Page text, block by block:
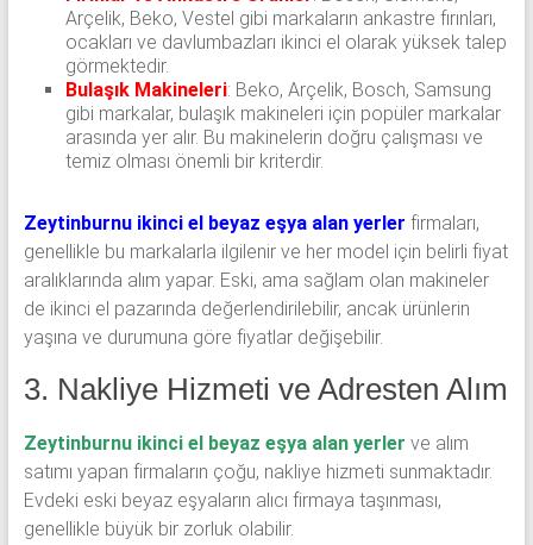
Arçelik, Beko, Vestel gibi markaların ankastre fırınları,
ocakları ve davlumbazları ikinci el olarak yüksek talep
görmektedir.
Bulaşık Makineleri: Beko, Arçelik, Bosch, Samsung
gibi markalar, bulaşık makineleri için popüler markalar
arasında yer alır. Bu makinelerin doğru çalışması ve
temiz olması önemli bir kriterdir.
Zeytinburnu ikinci el beyaz eşya alan yerler firmaları,
genellikle bu markalarla ilgilenir ve her model için belirli fiyat
aralıklarında alım yapar. Eski, ama sağlam olan makineler
de ikinci el pazarında değerlendirilebilir, ancak ürünlerin
yaşına ve durumuna göre fiyatlar değişebilir.
3. Nakliye Hizmeti ve Adresten Alım
Zeytinburnu ikinci el beyaz eşya alan yerler ve alım
satımı yapan firmaların çoğu, nakliye hizmeti sunmaktadır.
Evdeki eski beyaz eşyaların alıcı firmaya taşınması,
genellikle büyük bir zorluk olabilir.